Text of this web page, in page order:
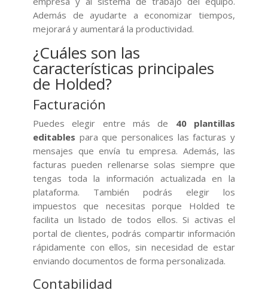
Además de ayudarte a economizar tiempos,
mejorará y aumentará la productividad.
¿Cuáles son las
características principales
de Holded?
Facturación
Puedes elegir entre más de 40 plantillas
editables para que personalices las facturas y
mensajes que envía tu empresa. Además, las
facturas pueden rellenarse solas siempre que
tengas toda la información actualizada en la
plataforma. También podrás elegir los
impuestos que necesitas porque Holded te
facilita un listado de todos ellos. Si activas el
portal de clientes, podrás compartir información
rápidamente con ellos, sin necesidad de estar
enviando documentos de forma personalizada.
Contabilidad